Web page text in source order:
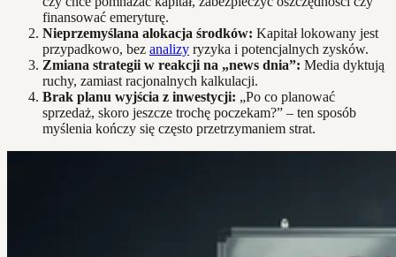
finansować emeryturę.
Nieprzemyślana alokacja środków: Kapitał lokowany jest
przypadkowo, bez analizy ryzyka i potencjalnych zysków.
Zmiana strategii w reakcji na „news dnia”: Media dyktują
ruchy, zamiast racjonalnych kalkulacji.
Brak planu wyjścia z inwestycji: „Po co planować
sprzedaż, skoro jeszcze trochę poczekam?” – ten sposób
myślenia kończy się często przetrzymaniem strat.